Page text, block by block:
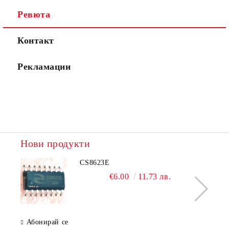
Ние ще се свържем с вас в рамките на работния ден.
Ревюта
Контакт
Рекламации
Нови продукти
CS8623E
€6.00 11.73 лв.
Абонирай се